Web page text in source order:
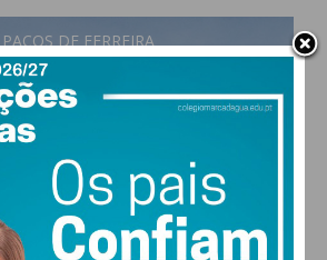
PAÇOS DE FERREIRA
scattered clouds
80% humidade
26 28° 30°